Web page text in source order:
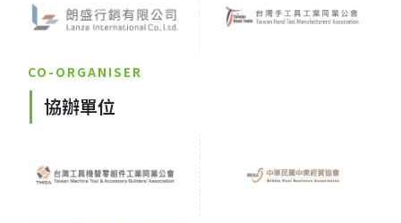
CO-ORGANISER
協辦單位